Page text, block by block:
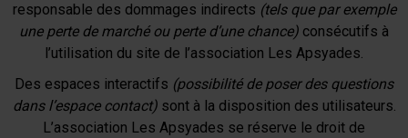
responsable des dommages indirects (tels que par exemple
une perte de marché ou perte d’une chance) consécutifs à
l’utilisation du site de l’association Les Apsyades.
Des espaces interactifs (possibilité de poser des questions
dans l’espace contact)sont à la disposition des utilisateurs.
L’association Les Apsyades se réserve le droit de